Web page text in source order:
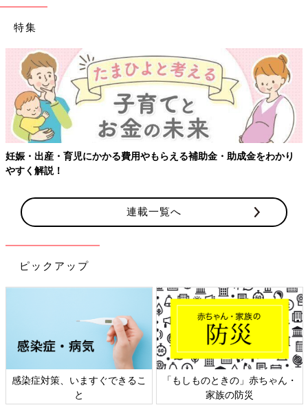
特集
妊娠・出産・育児にかかる費用やもらえる補助金・助成金をわかり
やすく解説！
連載一覧へ
ピックアップ
感染症対策、いますぐできるこ
と
「もしものときの」赤ちゃん・
家族の防災